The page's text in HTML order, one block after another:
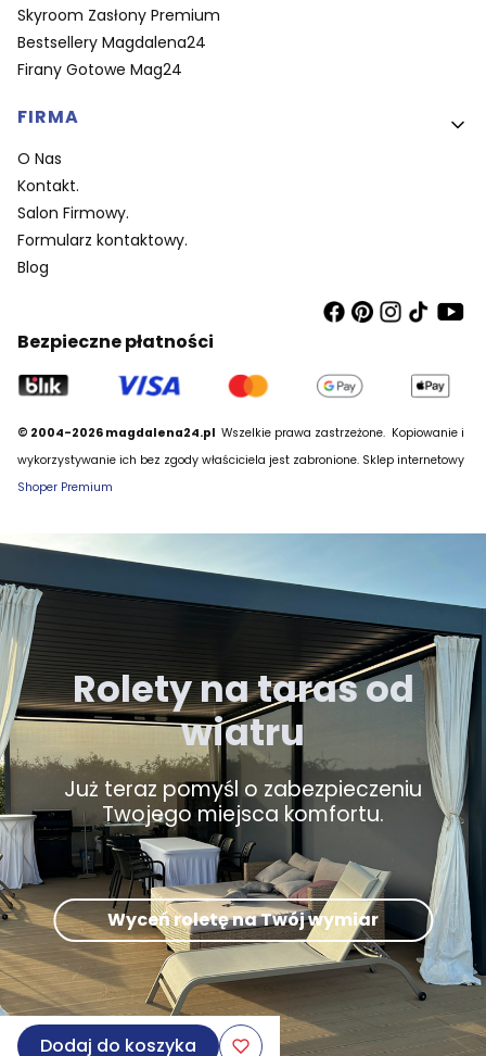
Skyroom Zasłony Premium
Bestsellery Magdalena24
Firany Gotowe Mag24
FIRMA
O Nas
Kontakt.
Salon Firmowy.
Formularz kontaktowy.
Blog
Bezpieczne płatności
© 2004-2026 magdalena24.pl Wszelkie prawa zastrzeżone. Kopiowanie i
wykorzystywanie ich bez zgody właściciela jest zabronione. Sklep internetowy
Shoper Premium
Rolety na taras od
wiatru
Już teraz pomyśl o zabezpieczeniu
Twojego miejsca komfortu.
Wyceń roletę na Twój wymiar
Dodaj do koszyka